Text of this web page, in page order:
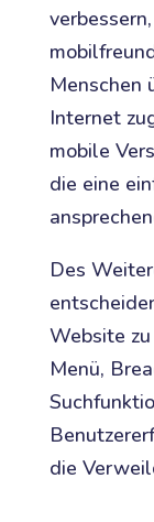
Menschen
Internet
mobile
die eine
Des
Website
Menü,
die